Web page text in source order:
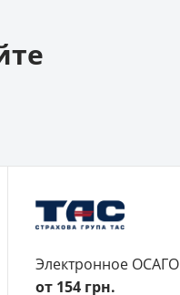
Электронное ОСАГО
от 154 грн.